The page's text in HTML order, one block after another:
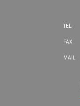
TEL
FAX
MAIL